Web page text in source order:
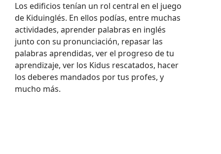
Los edificios tenían un rol central en el juego
de Kiduinglés. En ellos podías, entre muchas
actividades, aprender palabras en inglés
junto con su pronunciación, repasar las
palabras aprendidas, ver el progreso de tu
aprendizaje, ver los Kidus rescatados, hacer
los deberes mandados por tus profes, y
mucho más.